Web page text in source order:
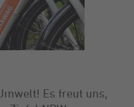
Es freut uns,